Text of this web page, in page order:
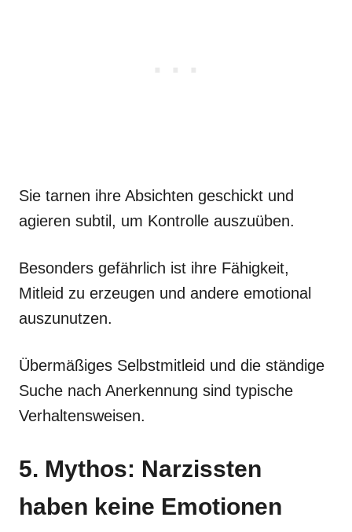
Sie tarnen ihre Absichten geschickt und
agieren subtil, um Kontrolle auszuüben.
Besonders gefährlich ist ihre Fähigkeit,
Mitleid zu erzeugen und andere emotional
auszunutzen.
Übermäßiges Selbstmitleid und die ständige
Suche nach Anerkennung sind typische
Verhaltensweisen.
5. Mythos: Narzissten
haben keine Emotionen